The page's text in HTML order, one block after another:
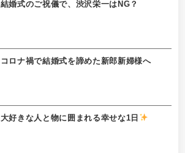
結婚式のご祝儀で、渋沢栄一はNG？
コロナ禍で結婚式を諦めた新郎新婦様へ
大好きな人と物に囲まれる幸せな1日